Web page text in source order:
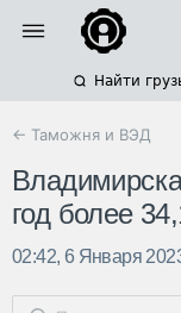
Найти
← Таможня и ВЭД
год более
02:42, 6 Января